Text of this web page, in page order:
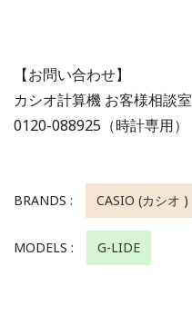
【お問い合わせ】
カシオ計算機 お客様相談室
0120-088925（時計専用）
BRANDS : CASIO (カシオ )
MODELS : G-LIDE